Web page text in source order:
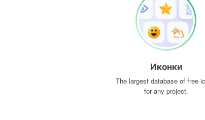
Иконки
The largest database of free
for any project.